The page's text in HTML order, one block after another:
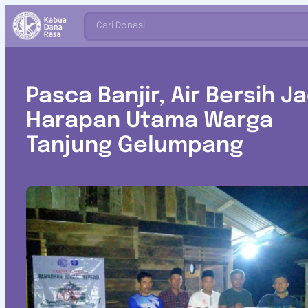
Cari Donasi
Pasca Banjir, Air Bersih
Harapan Utama Warga
Tanjung Gelumpang